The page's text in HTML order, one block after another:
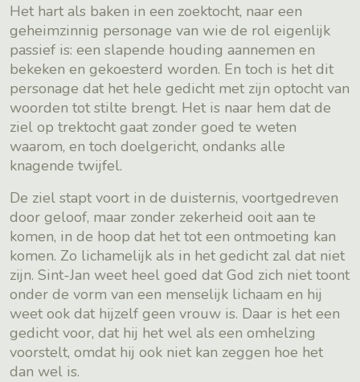
Het hart als baken in een zoektocht, naar een
geheimzinnig personage van wie de rol eigenlijk
passief is: een slapende houding aannemen en
bekeken en gekoesterd worden. En toch is het dit
personage dat het hele gedicht met zijn optocht van
woorden tot stilte brengt. Het is naar hem dat de
ziel op trektocht gaat zonder goed te weten
waarom, en toch doelgericht, ondanks alle
knagende twijfel.
De ziel stapt voort in de duisternis, voortgedreven
door geloof, maar zonder zekerheid ooit aan te
komen, in de hoop dat het tot een ontmoeting kan
komen. Zo lichamelijk als in het gedicht zal dat niet
zijn. Sint-Jan weet heel goed dat God zich niet toont
onder de vorm van een menselijk lichaam en hij
weet ook dat hijzelf geen vrouw is. Daar is het een
gedicht voor, dat hij het wel als een omhelzing
voorstelt, omdat hij ook niet kan zeggen hoe het
dan wel is.